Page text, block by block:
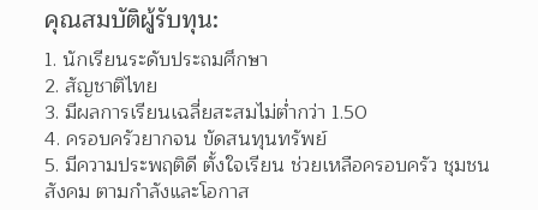
คุณสมบัติผู้รับทุน:
นักเรียนระดับประถมศึกษา
สัญชาติไทย
มีผลการเรียนเฉลี่ยสะสมไม่ต่ำกว่า 1.50
ครอบครัวยากจน ขัดสนทุนทรัพย์
มีความประพฤติดี ตั้งใจเรียน ช่วยเหลือครอบครัว ชุมชน
สังคม ตามกำลังและโอกาส